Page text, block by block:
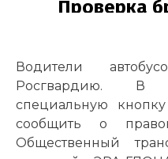
Водители
Росгвардию. В
специальную
сообщить о
Общественный